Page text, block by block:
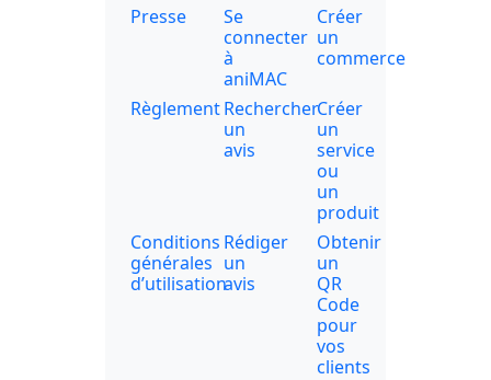
Presse
Se
connecter
à
aniMAC
Créer
un
commerce
RèglementRechercher
un
avis
Créer
un
service
ou
un
produit
Conditions
générales
d’utilisation
Rédiger
un
avis
Obtenir
un
QR
Code
pour
vos
clients